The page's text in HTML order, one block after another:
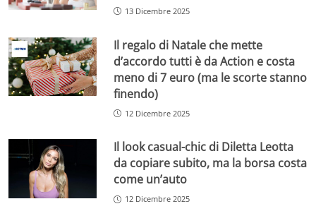
13 Dicembre 2025
Il regalo di Natale che mette
d’accordo tutti è da Action e costa
meno di 7 euro (ma le scorte stanno
finendo)
12 Dicembre 2025
Il look casual-chic di Diletta Leotta
da copiare subito, ma la borsa costa
come un’auto
12 Dicembre 2025